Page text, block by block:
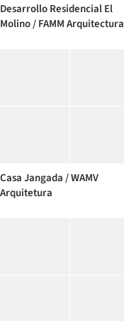
Desarrollo Residencial El
Molino / FAMM Arquitectura
Casa Jangada / WAMV
Arquitetura